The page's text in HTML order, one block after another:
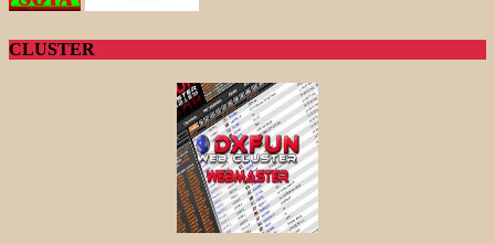
CLUSTER